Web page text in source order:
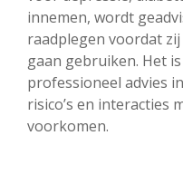
innemen, wordt
raadplegen voordat
gaan gebruiken. Het
professioneel advies
risico’s en interacties
voorkomen.